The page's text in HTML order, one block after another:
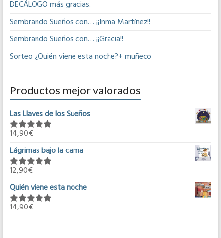
DECÁLOGO más gracias.
Sembrando Sueños con… ¡¡Inma Martínez!!
Sembrando Sueños con… ¡¡Gracia!!
Sorteo ¿Quién viene esta noche?+ muñeco
Productos mejor valorados
Las Llaves de los Sueños
Valorado en
14,90€
Lágrimas bajo la cama
Valorado en
12,90€
Quién viene esta noche
Valorado en
14,90€